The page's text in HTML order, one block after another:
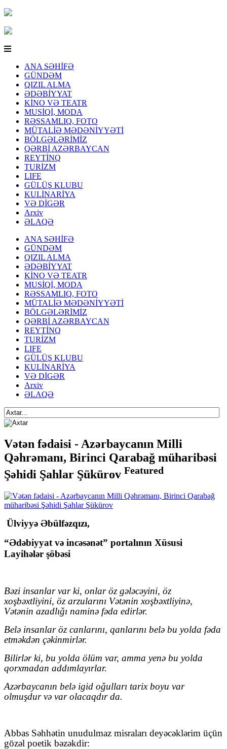
ANA SƏHİFƏ
GÜNDƏM
QIZIL ALMA
ƏDƏBİYYAT
KİNO VƏ TEATR
MUSİQİ, MODA
RƏSSAMLIQ, FOTO
MÜTALİƏ MƏDƏNİYYƏTİ
BÖLGƏLƏRİMİZ
QƏRBİ AZƏRBAYCAN
REYTİNQ
TURİZM
LIFE
GÜLÜŞ KLUBU
KULİNARİYA
VƏ DİGƏR
Arxiv
ƏLAQƏ
ANA SƏHİFƏ
GÜNDƏM
QIZIL ALMA
ƏDƏBİYYAT
KİNO VƏ TEATR
MUSİQİ, MODA
RƏSSAMLIQ, FOTO
MÜTALİƏ MƏDƏNİYYƏTİ
BÖLGƏLƏRİMİZ
QƏRBİ AZƏRBAYCAN
REYTİNQ
TURİZM
LIFE
GÜLÜŞ KLUBU
KULİNARİYA
VƏ DİGƏR
Arxiv
ƏLAQƏ
Vətən fədaisi - Azərbaycanın Milli
Qəhrəmanı, Birinci Qarabağ müharibəsi
Şəhidi Şahlar Şükürov Featured
Ülviyyə Əbülfəzqızı,
“Ədəbiyyat və incəsənət” portalının Xüsusi
Layihələr şöbəsi
Bəzi insanlar var ki, onlar öz gələcəyini, öz
xoşbəxtliyini, öz arzularını Vətənin xoşbəxtliyinə,
Vətənin azadlığı naminə fəda edirlər.
Belə insanlar öz canlarını, qanlarını belə bu yolda fəda
etməkdən çəkinmirlər.
Bilirlər ki, bu yolda ölüm var, amma yenə bu yolda
qorxmadan addımlayırlar.
Azərbaycanın belə igid oğulları tarix boyu var
olmuşdur və var olacaqdır da.
Abbas Səhhətin unudulmaz misraları deyəcəklərim üçün
gözəl poetik bəzəkdir: